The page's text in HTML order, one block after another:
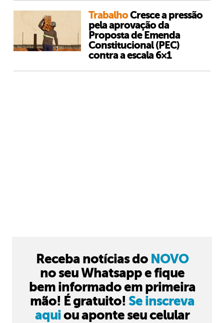
TrabalhoCresce a pressão
pela aprovação da
Proposta de Emenda
Constitucional (PEC)
contra a escala 6×1
Receba notícias do NOVO
no seu Whatsapp e fique
bem informado em primeira
mão! É gratuito! Se inscreva
aquiou aponte seu celular